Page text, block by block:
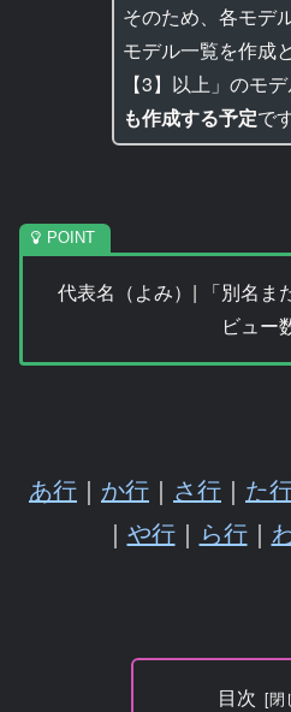
そのため、各モデ
モデル一覧を作成
【3】以上」のモ
も作成する予定で
代表名（よみ）| 「別名ま
ビュー
あ行 ｜ か行 ｜ さ行 ｜ た
｜ や行｜ ら行｜
目次